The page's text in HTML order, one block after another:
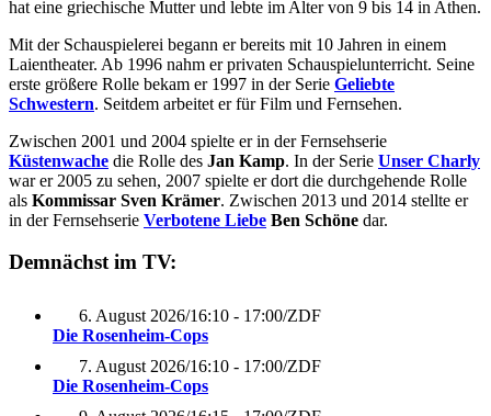
hat eine griechische Mutter und lebte im Alter von 9 bis 14 in Athen.
Mit der Schauspielerei begann er bereits mit 10 Jahren in einem
Laientheater. Ab 1996 nahm er privaten Schauspielunterricht. Seine
erste größere Rolle bekam er 1997 in der Serie Geliebte
Schwestern. Seitdem arbeitet er für Film und Fernsehen.
Zwischen 2001 und 2004 spielte er in der Fernsehserie
Küstenwache die Rolle des Jan Kamp. In der Serie Unser Charly
war er 2005 zu sehen, 2007 spielte er dort die durchgehende Rolle
als Kommissar Sven Krämer. Zwischen 2013 und 2014 stellte er
in der Fernsehserie Verbotene Liebe Ben Schöne dar.
Demnächst im TV:
6. August 2026/16:10 - 17:00/ZDF
Die Rosenheim-Cops
7. August 2026/16:10 - 17:00/ZDF
Die Rosenheim-Cops